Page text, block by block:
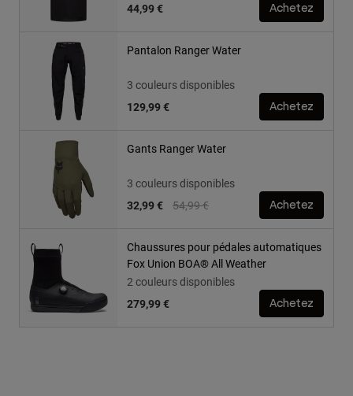
44,99 € Achetez
Pantalon Ranger Water
3 couleurs disponibles
129,99 €
Achetez
Gants Ranger Water
3 couleurs disponibles
Price reduced from
54,99 €to
32,99 € Achetez
Chaussures pour pédales automatiques
Fox Union BOA® All Weather
2 couleurs disponibles
279,99 €
Achetez